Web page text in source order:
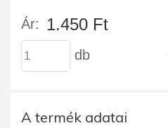
Ár: 1.450 Ft
db
A termék adatai